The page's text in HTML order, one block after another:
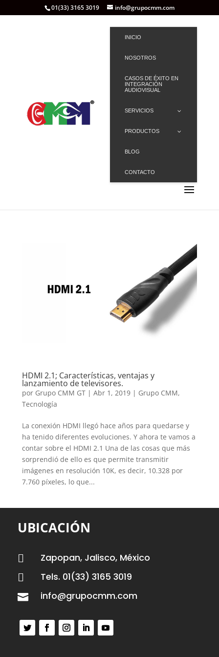
01(33) 3165 3019 info@grupocmm.com
INICIO
NOSOTROS
CASOS DE ÉXITO EN
INTEGRACIÓN
AUDIOVISUAL
SERVICIOS
PRODUCTOS
BLOG
CONTACTO
HDMI 2.1; Características, ventajas y
lanzamiento de televisores.
por Grupo CMM GT| Abr 1, 2019| Grupo CMM,
Tecnología
La conexión HDMI llegó hace años para quedarse y
ha tenido diferentes evoluciones. Y ahora te vamos a
contar sobre el HDMI 2.1 Una de las cosas que más
sorprendió de ello es que permite transmitir
imágenes en resolución 10K, es decir, 10.328 por
7.760 píxeles, lo que...
UBICACIÓN

Zapopan, Jalisco, México

Tels. 01(33) 3165 3019
 info@grupocmm.com